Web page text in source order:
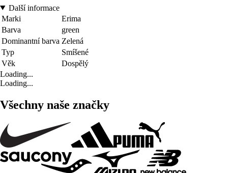
Další informace
Marki
Erima
Barva
green
Dominantní barva Zelená
Typ
Smíšené
Věk
Dospělý
Loading...
Loading...
Všechny naše značky